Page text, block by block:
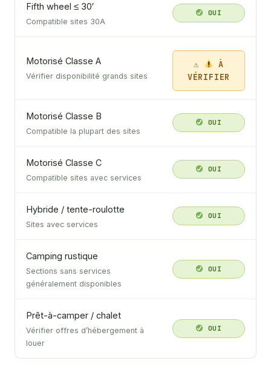
Fifth wheel ≤ 30′
Compatible sites 30A
OUI
Motorisé Classe A
Vérifier disponibilité grands sites
À
VÉRIFIER
Motorisé Classe B
Compatible la plupart des sites
OUI
Motorisé Classe C
Compatible sites avec services
OUI
Hybride / tente-roulotte
Sites avec services
OUI
Camping rustique
Sections sans services
généralement disponibles
OUI
Prêt-à-camper / chalet
Vérifier offres d’hébergement à
louer
OUI